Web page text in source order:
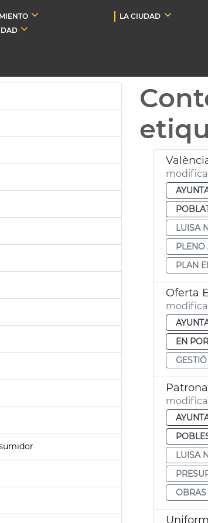
LA CIUDAD
LUISA
PLENO
PLAN
Oferta
EN
LUISA